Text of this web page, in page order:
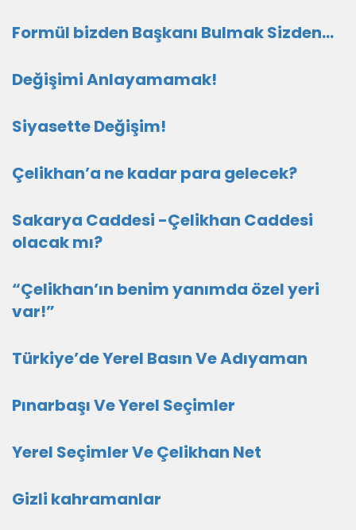
Formül bizden Başkanı Bulmak Sizden…
Değişimi Anlayamamak!
Siyasette Değişim!
Çelikhan’a ne kadar para gelecek?
Sakarya Caddesi -Çelikhan Caddesi
olacak mı?
“Çelikhan’ın benim yanımda özel yeri
var!”
Türkiye’de Yerel Basın Ve Adıyaman
Pınarbaşı Ve Yerel Seçimler
Yerel Seçimler Ve Çelikhan Net
Gizli kahramanlar